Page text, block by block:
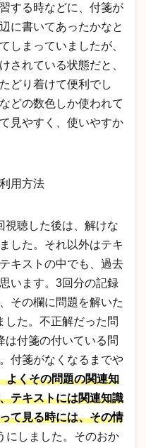
する時などに、付箋が
に書いてあったかなと
しまっていましたが、
されている状態だと、
どり着けて便利でし
どの数色しか使われて
見やすく、使いやすか
用方法
視聴した後は、解けな
した。それ以外はテキ
キストの中でも、過去
います。3回分の記録
その欄に問題を解いた
した。不正解だった問
は付箋の付いている問
付箋がなくなるまでや
よくその問題の関連知
テキストには関連知識
て見る時には、その情
にしました。そのおか